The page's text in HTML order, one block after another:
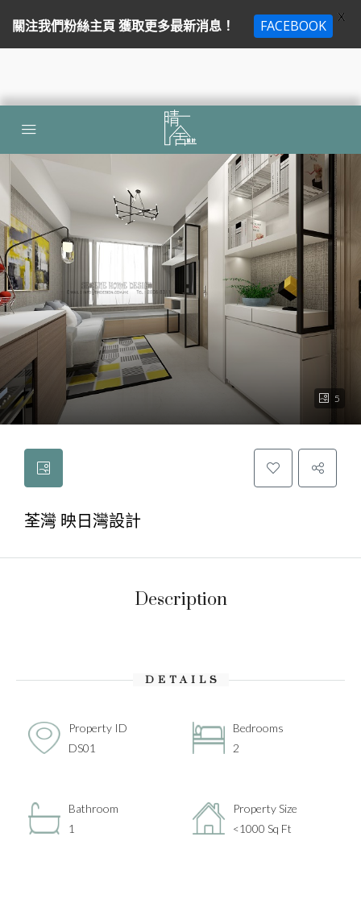
5
荃灣 映日灣設計
Description
DETAILS
Property ID
DS01
Bedrooms
2
Bathroom
1
Property Size
<1000 Sq Ft
關注我們粉絲主頁 獲取更多最新消息！ FACEBOOK
X